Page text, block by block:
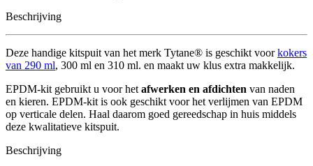
Beschrijving
Deze handige kitspuit van het merk Tytane® is geschikt voorkokers
van 290 ml, 300 ml en 310 ml. en maakt uw klus extra makkelijk.
EPDM-kit gebruikt u voor hetafwerken en afdichten van naden
en kieren. EPDM-kit is ook geschikt voor het verlijmen van EPDM
op verticale delen. Haal daarom goed gereedschap in huis middels
deze kwalitatieve kitspuit.
Beschrijving